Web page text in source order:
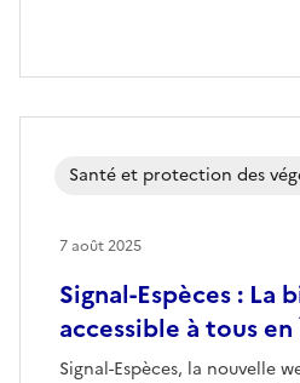
Signal-Espèces : La
accessible à tous
Signal-Espèces, la nouvelle
Santé et protection des
7 août 2025